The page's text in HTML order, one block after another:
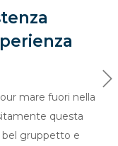
mare fuori nella
questa
bel gruppetto e